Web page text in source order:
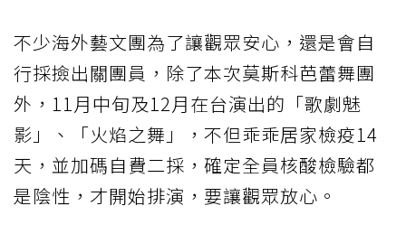
不少海外藝文團為了讓觀眾安心，還是會自
行採撿出關團員，除了本次莫斯科芭蕾舞團
外，11月中旬及12月在台演出的「歌劇魅
影」、「火焰之舞」，不但乖乖居家檢疫14
天，並加碼自費二採，確定全員核酸檢驗都
是陰性，才開始排演，要讓觀眾放心。